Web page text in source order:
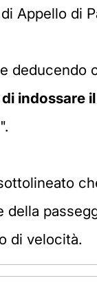
Appello di
deducendo
indossare
della
di velocità.